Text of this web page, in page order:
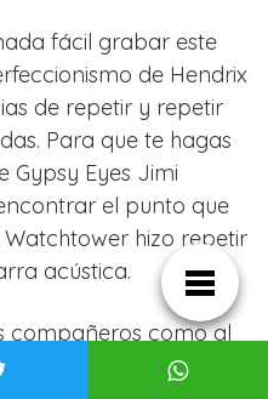
fácil grabar este
de Hendrix
de repetir y repetir
Para que te hagas
Gypsy Eyes Jimi
el punto que
hizo repetir
acústica.
compañeros como al
a quien además le